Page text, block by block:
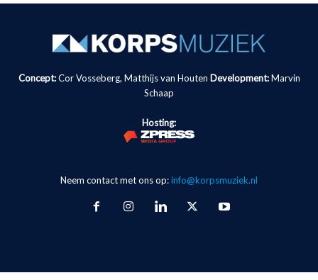
Concept:Cor Vosseberg, Matthijs van Houten Development: Marvin
Schaap
Hosting:
Neem contact met ons op:info@korpsmuziek.nl